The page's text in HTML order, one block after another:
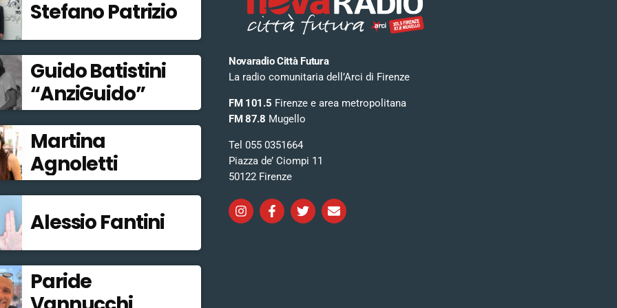
Stefano Patrizio
Guido Batistini
“AnziGuido”
Martina
Agnoletti
Alessio Fantini
Paride
Novaradio Città Futura
La radio comunitaria dell’Arci di Firenze
FM 101.5 Firenze e area metropolitana
FM 87.8 Mugello
Tel 055 0351664
Piazza de’ Ciompi 11
50122 Firenze